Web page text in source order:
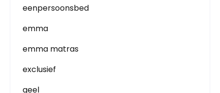
eenpersoonsbed
emma
emma matras
exclusief
geel